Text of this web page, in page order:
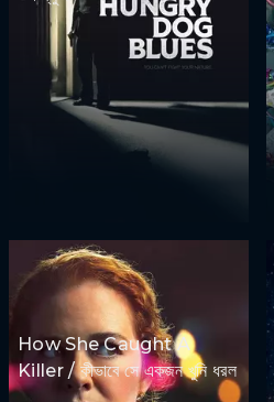
How She Caught A
Killer / কীভাবে সে একজন খুনি ধরল